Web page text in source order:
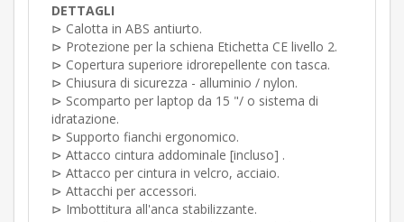
DETTAGLI
⊳ Calotta in ABS antiurto.
⊳ Protezione per la schiena Etichetta CE livello 2.
⊳ Copertura superiore idrorepellente con tasca.
⊳ Chiusura di sicurezza - alluminio / nylon.
⊳ Scomparto per laptop da 15 "/ o sistema di
idratazione.
⊳ Supporto fianchi ergonomico.
⊳ Attacco cintura addominale [incluso] .
⊳ Attacco per cintura in velcro, acciaio.
⊳ Attacchi per accessori.
⊳ Imbottitura all'anca stabilizzante.